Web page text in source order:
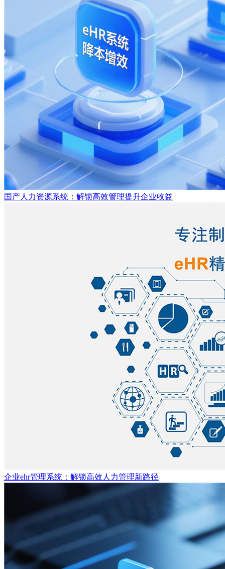
国产人力资源系统：解锁高效管理提升企业收益
企业ehr管理系统：解锁高效人力管理新路径